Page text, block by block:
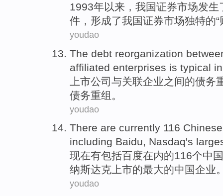
1993年以来 ， 我国证券市场发生
件 ， 形成了我国证券市场独特的“
youdao
The debt reorganization
affiliated enterprises is typical
上市公司 与关联企业之间的债务
债务重组。
youdao
There are currently 116 Chinese
including Baidu, Nasdaq's
现在有包括百度在内的116个中国
纳斯达克 上市的最大的中国企业
youdao